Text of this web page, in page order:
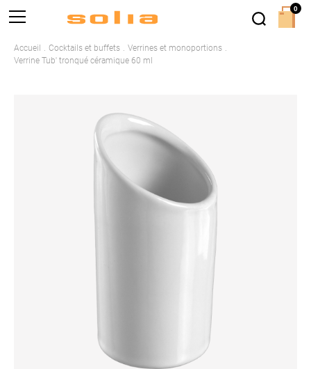
Accueil Cocktails et buffets
Verrines et monoportions
Verrine Tub' tronqué céramique 60 ml
0